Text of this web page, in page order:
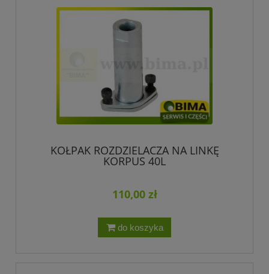
KOŁPAK ROZDZIELACZA NA LINKĘ
KORPUS 40L
110,00 zł
do koszyka